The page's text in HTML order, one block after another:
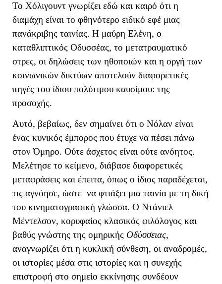
Το Χόλιγουντ γνωρίζει εδώ και καιρό ότι η
διαμάχη είναι το φθηνότερο ειδικό εφέ μιας
πανάκριβης ταινίας. Η μαύρη Ελένη, ο
καταθλιπτικός Οδυσσέας, το μετατραυματικό
στρες, οι δηλώσεις των ηθοποιών και η οργή των
κοινωνικών δικτύων αποτελούν διαφορετικές
πηγές του ίδιου πολύτιμου καυσίμου: της
προσοχής.
Αυτό, βεβαίως, δεν σημαίνει ότι ο Νόλαν είναι
ένας κυνικός έμπορος που έτυχε να πέσει πάνω
στον Όμηρο. Ούτε άσχετος είναι ούτε ανόητος.
Μελέτησε το κείμενο, διάβασε διαφορετικές
μεταφράσεις και έπειτα, όπως ο ίδιος παραδέχεται,
τις αγνόησε, ώστε να φτιάξει μια ταινία με τη δική
του κινηματογραφική γλώσσα. Ο Ντάνιελ
Μέντελσον, κορυφαίος κλασικός φιλόλογος και
βαθύς γνώστης της ομηρικής Οδύσσειας,
αναγνωρίζει ότι η κυκλική σύνθεση, οι αναδρομές,
οι ιστορίες μέσα στις ιστορίες και η συνεχής
επιστροφή στο σημείο εκκίνησης συνδέουν